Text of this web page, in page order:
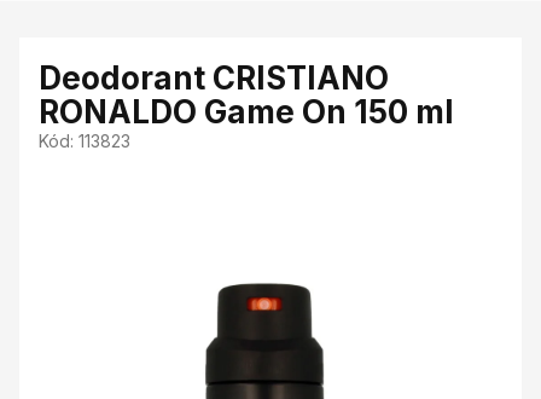
Deodorant CRISTIANO
RONALDO Game On 150 ml
Kód: 113823